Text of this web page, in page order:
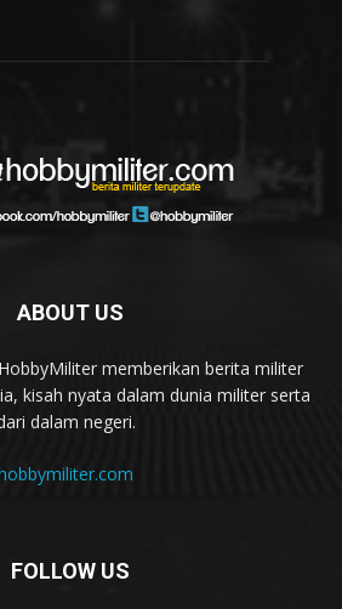
ABOUT US
memberikan berita militer
kisah nyata dalam dunia militer serta
dalam negeri.
FOLLOW US